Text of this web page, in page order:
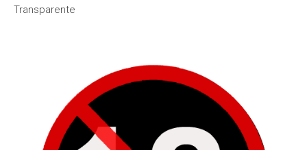
Transparente